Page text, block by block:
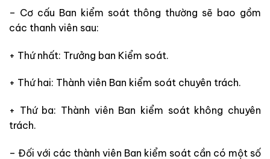
– Cơ cấu Ban kiểm soát thông thường sẽ bao gồm
các thanh viên sau:
+ Thứ nhất: Trưởng ban Kiểm soát.
+ Thứ hai: Thành viên Ban kiểm soát chuyên trách.
+ Thứ ba: Thành viên Ban kiểm soát không chuyên
trách.
– Đối với các thành viên Ban kiểm soát cần có một số